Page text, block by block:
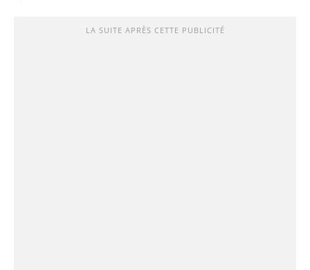
LA SUITE APRÈS CETTE PUBLICITÉ